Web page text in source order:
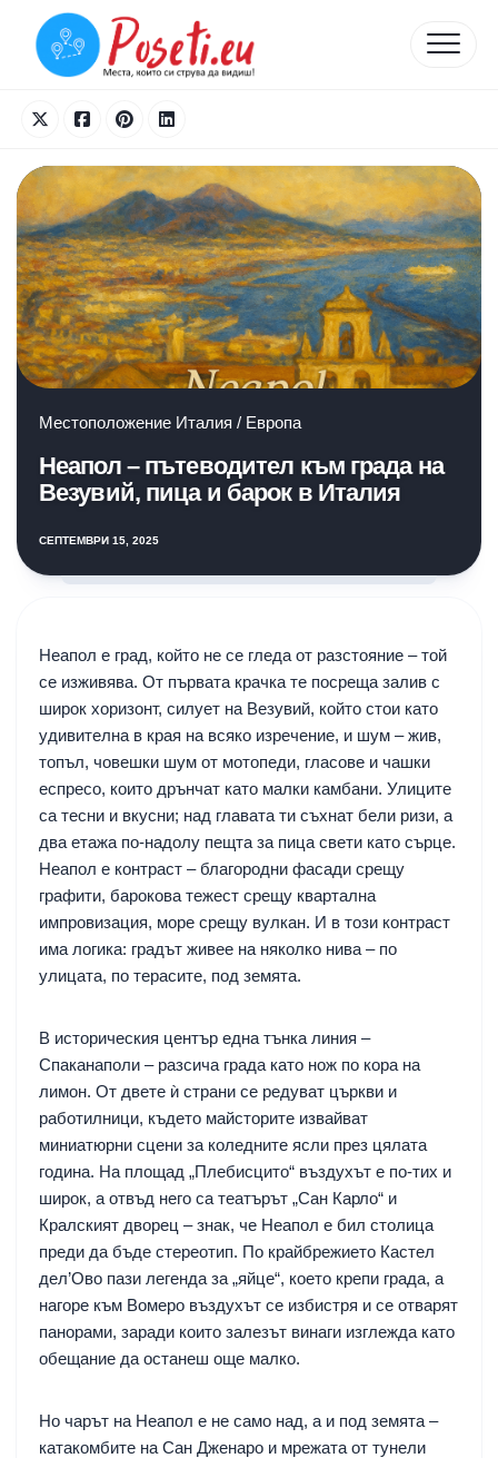
content
Местоположение Италия / Европа
Неапол – пътеводител към града на
Везувий, пица и барок в Италия
СЕПТЕМВРИ 15, 2025
Неапол е град, който не се гледа от разстояние – той
се изживява. От първата крачка те посреща залив с
широк хоризонт, силует на Везувий, който стои като
удивителна в края на всяко изречение, и шум – жив,
топъл, човешки шум от мотопеди, гласове и чашки
еспресо, които дрънчат като малки камбани. Улиците
са тесни и вкусни; над главата ти съхнат бели ризи, а
два етажа по-надолу пещта за пица свети като сърце.
Неапол е контраст – благородни фасади срещу
графити, барокова тежест срещу квартална
импровизация, море срещу вулкан. И в този контраст
има логика: градът живее на няколко нива – по
улицата, по терасите, под земята.
В историческия център една тънка линия –
Спаканаполи – разсича града като нож по кора на
лимон. От двете ѝ страни се редуват църкви и
работилници, където майсторите извайват
миниатюрни сцени за коледните ясли през цялата
година. На площад „Плебисцито“ въздухът е по-тих и
широк, а отвъд него са театърът „Сан Карло“ и
Кралският дворец – знак, че Неапол е бил столица
преди да бъде стереотип. По крайбрежието Кастел
дел’Ово пази легенда за „яйце“, което крепи града, а
нагоре към Вомеро въздухът се избистря и се отварят
панорами, заради които залезът винаги изглежда като
обещание да останеш още малко.
Но чарът на Неапол е не само над, а и под земята –
катакомбите на Сан Дженаро и мрежата от тунели